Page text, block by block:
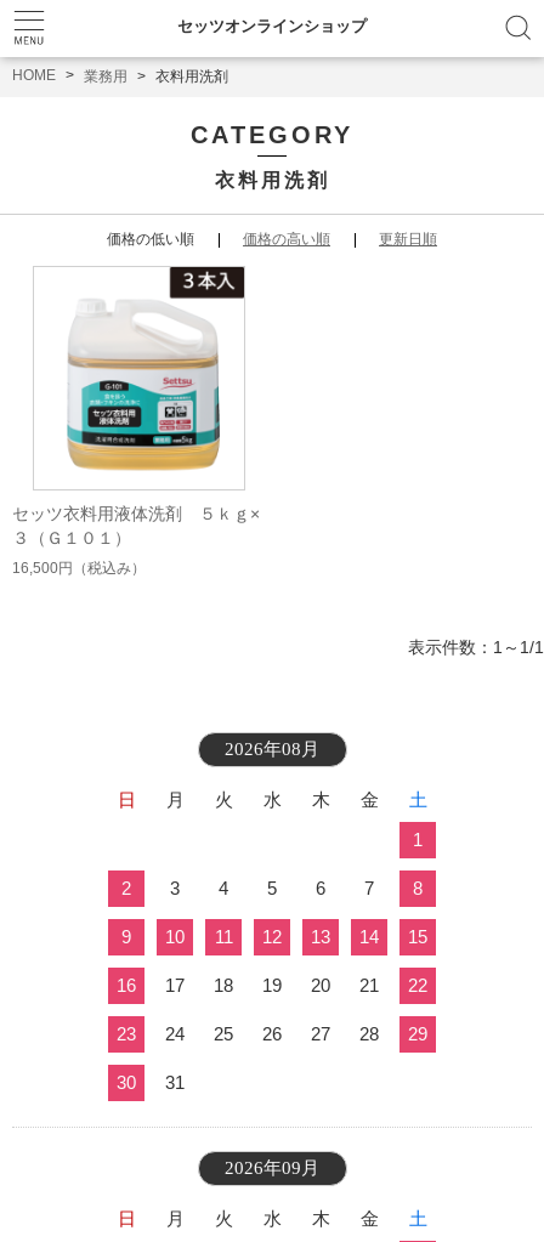
セッツオンラインショップ
HOME 業務用 衣料用洗剤
CATEGORY
衣料用洗剤
価格の低い順 価格の高い順 更新日順
セッツ衣料用液体洗剤 ５ｋｇ×
３（Ｇ１０１）
16,500円 （税込み）
表示件数：1～1/1
2026年08月
日 月 火 水 木 金
土
1
2 3 4 5 6 7 8
9 10 11 12 13 14 15
16 17 18 19 20 21 22
23 24 25 26 27 28 29
30 31
2026年09月
日 月 火 水 木 金
土